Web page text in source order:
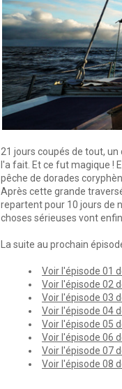
21 jours coupés de tout,
l'a fait. Et ce fut magique !
pêche de dorades
Après cette grande
repartent pour 10 jours de
choses sérieuses vont
La suite au prochain
Voir l'épisode 01
Voir l'épisode 02
Voir l'épisode 03
Voir l'épisode 04
Voir l'épisode 05
Voir l'épisode 06
Voir l'épisode 07
Voir l'épisode 08